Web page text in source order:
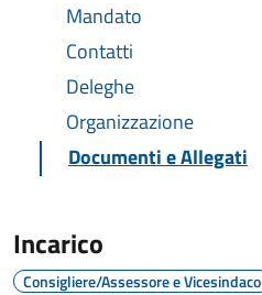
Mandato
Contatti
Deleghe
Organizzazione
Documenti e Allegati
Incarico
Consigliere/Assessore e Vicesindaco